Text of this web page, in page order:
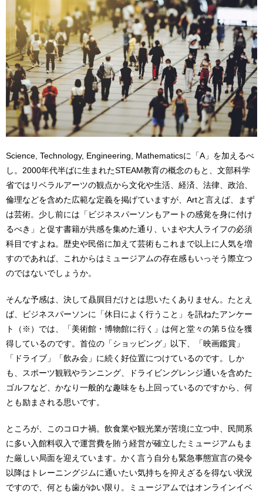
Science, Technology, Engineering, Mathematicsに「A」を加えるべ
し。2000年代半ばに生まれたSTEAM教育の概念のもと、文部科学
省ではリベラルアーツの観点から文化や生活、経済、法律、政治、
倫理などを含めた広範な定義を掲げていますが、Artと言えば、まず
は芸術。少し前には「ビジネスパーソンもアートの感覚を身に付け
るべき」と促す書籍が共感を集めた通り、いまや大人ライフの必須
科目ですよね。歴史や民俗に加えて芸術もこれまで以上に人気を増
すのであれば、これからはミュージアムの存在感もいっそう際立つ
のではないでしょうか。
そんな予感は、決して贔屓目だけとは思いたくありません。たとえ
ば、ビジネスパーソンに「休日によく行うこと」を訊ねたアンケー
ト（※）では、「美術館・博物館に行く」は何と堂々の第５位を獲
得しているのです。首位の「ショッピング」以下、「映画鑑賞」
「ドライブ」「飲み会」に続く好位置につけているのです。しか
も、スポーツ観戦やランニング、ドライビングレンジ通いを含めた
ゴルフなど、かなり一般的な趣味をも上回っているのですから、何
とも励まされる思いです。
ところが、このコロナ禍。飲食業や観光業が苦境に立つ中、民間系
に多い入館料収入で運営費を賄う経営が確立したミュージアムもま
た厳しい局面を迎えています。かく言う自分も緊急事態宣言の発令
以降はトレーニングジムに通いたい気持ちを抑えざるを得ない状況
ですので、何とも歯がゆい限り。ミュージアムではオンラインイベ